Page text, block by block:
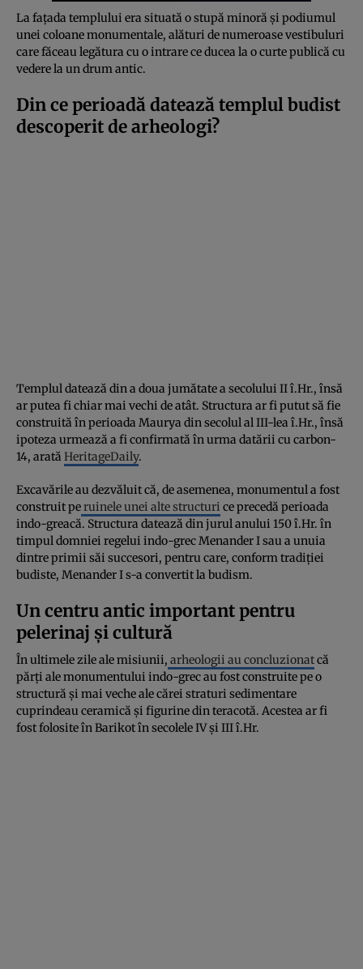
La fațada templului era situată o stupă minoră și podiumul
unei coloane monumentale, alături de numeroase vestibuluri
care făceau legătura cu o intrare ce ducea la o curte publică cu
vedere la un drum antic.
Din ce perioadă datează templul budist
descoperit de arheologi?
Templul datează din a doua jumătate a secolului II î.Hr., însă
ar putea fi chiar mai vechi de atât. Structura ar fi putut să fie
construită în perioada Maurya din secolul al III-lea î.Hr., însă
ipoteza urmează a fi confirmată în urma datării cu carbon-
14, arată HeritageDaily.
Excavările au dezvăluit că, de asemenea, monumentul a fost
construit peruinele unei alte structuri ce precedă perioada
indo-greacă. Structura datează din jurul anului 150 î.Hr. în
timpul domniei regelui indo-grec Menander I sau a unuia
dintre primii săi succesori, pentru care, conform tradiției
budiste, Menander I s-a convertit la budism.
Un centru antic important pentru
pelerinaj și cultură
În ultimele zile ale misiunii, arheologii au concluzionatcă
părți ale monumentului indo-grec au fost construite pe o
structură și mai veche ale cărei straturi sedimentare
cuprindeau ceramică și figurine din teracotă. Acestea ar fi
fost folosite în Barikot în secolele IV și III î.Hr.